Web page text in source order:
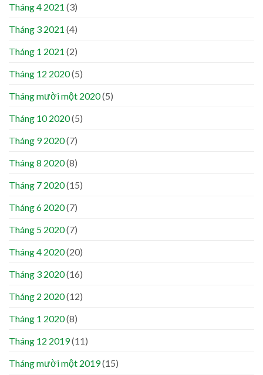
Tháng 4 2021 (3)
Tháng 3 2021 (4)
Tháng 1 2021 (2)
Tháng 12 2020(5)
Tháng mười một 2020(5)
Tháng 10 2020(5)
Tháng 9 2020(7)
Tháng 8 2020(8)
Tháng 7 2020(15)
Tháng 6 2020(7)
Tháng 5 2020(7)
Tháng 4 2020(20)
Tháng 3 2020(16)
Tháng 2 2020(12)
Tháng 1 2020(8)
Tháng 12 2019(11)
Tháng mười một 2019(15)